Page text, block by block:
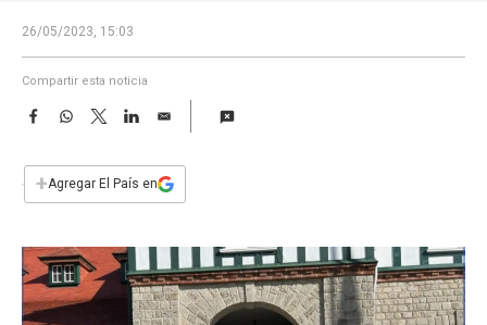
26/05/2023, 15:03
Compartir esta noticia
F
e
b
k
W
s
p
T
w
t
L
n
E
i
l
+Agregar El País en